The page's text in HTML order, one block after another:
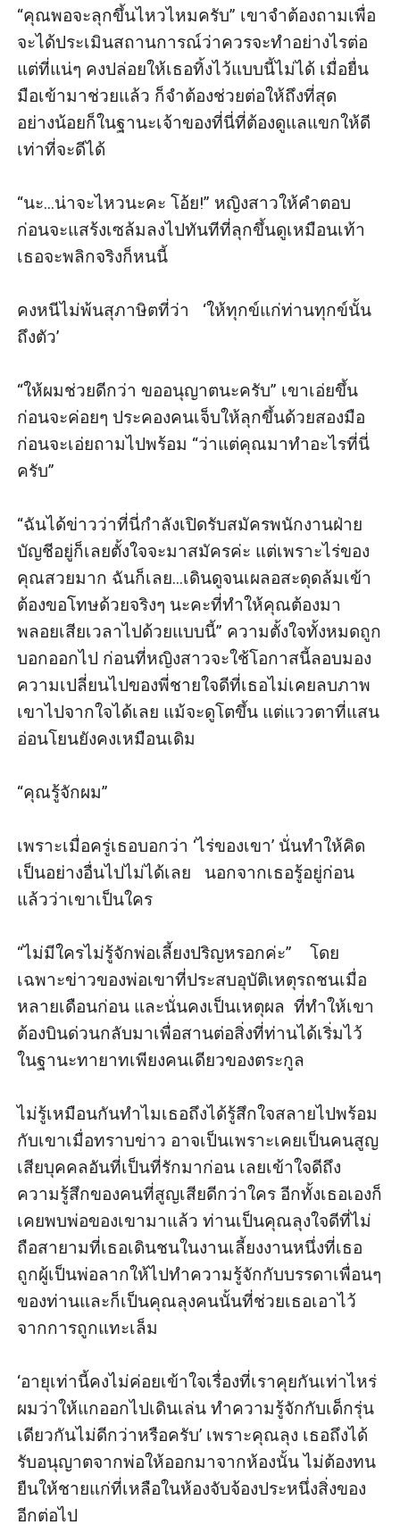
“คุณพอจะลุกขึ้นไหวไหมครับ” เขาจำต้องถามเพื่อ
จะได้ประเมินสถานการณ์ว่าควรจะทำอย่างไรต่อ
แต่ที่แน่ๆ คงปล่อยให้เธอทิ้งไว้แบบนี้ไม่ได้ เมื่อยื่น
มือเข้ามาช่วยแล้ว ก็จำต้องช่วยต่อให้ถึงที่สุด
อย่างน้อยก็ในฐานะเจ้าของที่นี่ที่ต้องดูแลแขกให้ดี
เท่าที่จะดีได้
“นะ...น่าจะไหวนะคะ โอ้ย!” หญิงสาวให้คำตอบ
ก่อนจะแสร้งเซล้มลงไปทันทีที่ลุกขึ้นดูเหมือนเท้า
เธอจะพลิกจริงก็หนนี้
คงหนีไม่พ้นสุภาษิตที่ว่า   ‘ให้ทุกข์แก่ท่านทุกข์นั้น
ถึงตัว’
“ให้ผมช่วยดีกว่า ขออนุญาตนะครับ” เขาเอ่ยขึ้น
ก่อนจะค่อยๆ ประคองคนเจ็บให้ลุกขึ้นด้วยสองมือ
ก่อนจะเอ่ยถามไปพร้อม “ว่าแต่คุณมาทำอะไรที่นี่
ครับ”
“ฉันได้ข่าวว่าที่นี่กำลังเปิดรับสมัครพนักงานฝ่าย
บัญชีอยู่ก็เลยตั้งใจจะมาสมัครค่ะ แต่เพราะไร่ของ
คุณสวยมาก ฉันก็เลย...เดินดูจนเผลอสะดุดล้มเข้า
ต้องขอโทษด้วยจริงๆ นะคะที่ทำให้คุณต้องมา
พลอยเสียเวลาไปด้วยแบบนี้” ความตั้งใจทั้งหมดถูก
บอกออกไป ก่อนที่หญิงสาวจะใช้โอกาสนี้ลอบมอง
ความเปลี่ยนไปของพี่ชายใจดีที่เธอไม่เคยลบภาพ
เขาไปจากใจได้เลย แม้จะดูโตขึ้น แต่แววตาที่แสน
อ่อนโยนยังคงเหมือนเดิม
“คุณรู้จักผม”
เพราะเมื่อครู่เธอบอกว่า ‘ไร่ของเขา’ นั่นทำให้คิด
เป็นอย่างอื่นไปไม่ได้เลย   นอกจากเธอรู้อยู่ก่อน
แล้วว่าเขาเป็นใคร
“ไม่มีใครไม่รู้จักพ่อเลี้ยงปริญหรอกค่ะ”    โดย
เฉพาะข่าวของพ่อเขาที่ประสบอุบัติเหตุรถชนเมื่อ
หลายเดือนก่อน และนั่นคงเป็นเหตุผล  ที่ทำให้เขา
ต้องบินด่วนกลับมาเพื่อสานต่อสิ่งที่ท่านได้เริ่มไว้
ในฐานะทายาทเพียงคนเดียวของตระกูล
ไม่รู้เหมือนกันทำไมเธอถึงได้รู้สึกใจสลายไปพร้อม
กับเขาเมื่อทราบข่าว อาจเป็นเพราะเคยเป็นคนสูญ
เสียบุคคลอันที่เป็นที่รักมาก่อน เลยเข้าใจดีถึง
ความรู้สึกของคนที่สูญเสียดีกว่าใคร อีกทั้งเธอเองก็
เคยพบพ่อของเขามาแล้ว ท่านเป็นคุณลุงใจดีที่ไม่
ถือสายามที่เธอเดินชนในงานเลี้ยงงานหนึ่งที่เธอ
ถูกผู้เป็นพ่อลากให้ไปทำความรู้จักกับบรรดาเพื่อนๆ
ของท่านและก็เป็นคุณลุงคนนั้นที่ช่วยเธอเอาไว้
จากการถูกแทะเล็ม
‘อายุเท่านี้คงไม่ค่อยเข้าใจเรื่องที่เราคุยกันเท่าไหร่
ผมว่าให้แกออกไปเดินเล่น ทำความรู้จักกับเด็กรุ่น
เดียวกันไม่ดีกว่าหรือครับ’ เพราะคุณลุง เธอถึงได้
รับอนุญาตจากพ่อให้ออกมาจากห้องนั้น ไม่ต้องทน
ยืนให้ชายแก่ที่เหลือในห้องจับจ้องประหนึ่งสิ่งของ
อีกต่อไป